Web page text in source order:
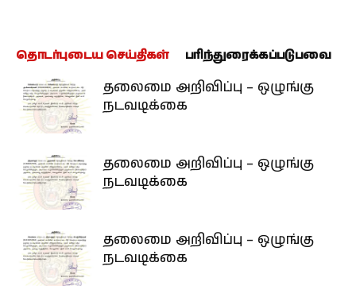
தொடர்புடைய செய்திகள் பரிந்துரைக்கப்படுபவை
தலைமை அறிவிப்பு – ஒழுங்கு
நடவடிக்கை
தலைமை அறிவிப்பு – ஒழுங்கு
நடவடிக்கை
தலைமை அறிவிப்பு – ஒழுங்கு
நடவடிக்கை